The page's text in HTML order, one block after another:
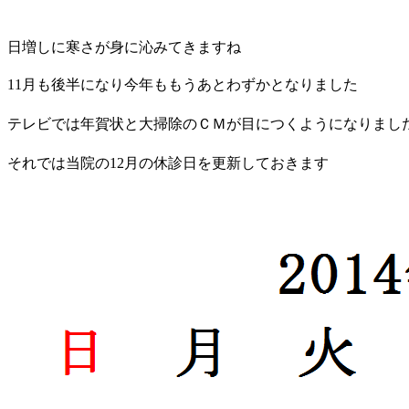
日増しに寒さが身に沁みてきますね
11月も後半になり今年ももうあとわずかとなりました
テレビでは年賀状と大掃除のＣＭが目につくようになりまし
それでは当院の12月の休診日を更新しておきます